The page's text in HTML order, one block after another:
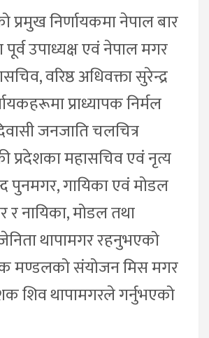
प्रमुख निर्णायकमा नेपाल बार
उपाध्यक्ष एवं नेपाल मगर
वरिष्ठ अधिवक्ता सुरेन्द्र
प्राध्यापक निर्मल
जनजाति चलचित्र
प्रदेशका महासचिव एवं नृत्य
पुनमगर, गायिका एवं मोडल
र नायिका, मोडल तथा
थापामगर रहनुभएको
मण्डलको संयोजन मिस मगर
शिव थापामगरले गर्नुभएको